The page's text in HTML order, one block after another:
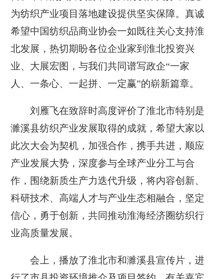
为纺织产业项目落地建设提供坚实保障。真诚
希望中国纺织品商业协会一如既往关心支持淮
北发展，热切期盼各位企业家到淮北投资兴
业、大展宏图，与我们共同谱写政企“一家
人、一条心、一起拼、一定赢”的崭新篇章。
刘雁飞在致辞时高度评价了淮北市特别是
濉溪县纺织产业发展取得的成就，希望大家以
此次大会为契机，加强合作，携手共进，顺应
产业发展大势，深度参与全球产业分工与合
作，围绕新质生产力迭代升级，将内容创新、
科研技术、高端人才与产业生态相融合，坚定
信心，勇于创新，共同推动淮海经济圈纺织行
业高质量发展。
会上，播放了淮北市和濉溪县宣传片，进